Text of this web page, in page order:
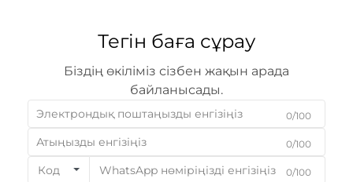
Тегін баға сұрау
Біздің өкіліміз сізбен жақын арада
байланысады.
0/100
0/100
Код 0/100